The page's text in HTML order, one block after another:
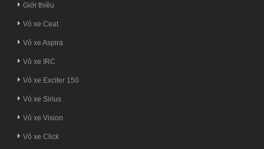
Giới thiệu
Vỏ xe Ceat
Vỏ xe Aspira
Vỏ xe IRC
Vỏ xe Exciter 150
Vỏ xe Sirius
Vỏ xe Vision
Vỏ xe Click